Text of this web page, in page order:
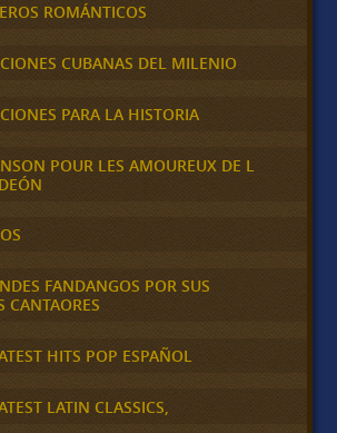
ROMÁNTICOS
CUBANAS DEL MILENIO
PARA LA HISTORIA
POUR LES AMOUREUX DE L
FANDANGOS POR SUS
CANTAORES
HITS POP ESPAÑOL
LATIN CLASSICS,